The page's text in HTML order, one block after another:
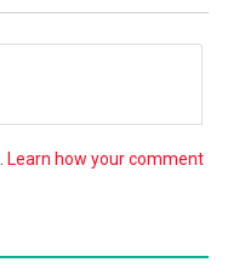
Learn how your comment